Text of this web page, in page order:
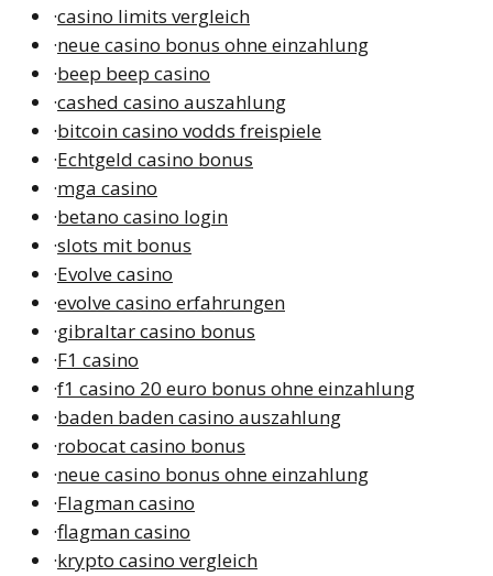
·casino limits vergleich
·neue casino bonus ohne einzahlung
·beep beep casino
·cashed casino auszahlung
·bitcoin casino vodds freispiele
·Echtgeld casino bonus
·mga casino
·betano casino login
·slots mit bonus
·Evolve casino
·evolve casino erfahrungen
·gibraltar casino bonus
·F1 casino
·f1 casino 20 euro bonus ohne einzahlung
·baden baden casino auszahlung
·robocat casino bonus
·neue casino bonus ohne einzahlung
·Flagman casino
·flagman casino
·krypto casino vergleich